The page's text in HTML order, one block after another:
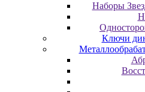
Наборы
Ключи